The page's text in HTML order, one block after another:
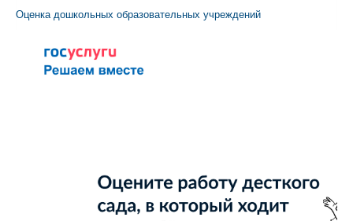
Оценка дошкольных образовательных учреждений